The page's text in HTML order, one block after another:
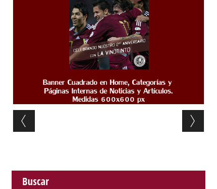
Post navigation
Buscar